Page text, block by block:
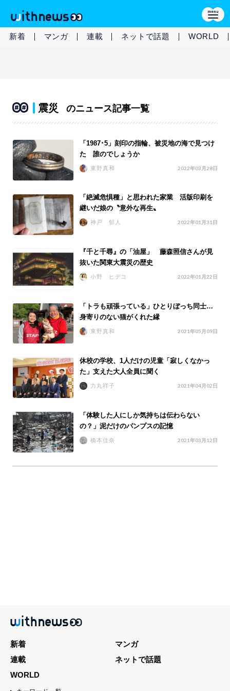
新着 マンガ 連載 ネットで話題 WORLD
震災 のニュース記事一覧
「1987･5」刻印の指輪、被災地の海で見つけ
た 誰のでしょうか
東野真和 2022年03月28日
「絶滅危惧種」と思われた家業 活版印刷を
継いだ娘の〝意外な再生〟
神戸 郁人 2022年01月31日
『千と千尋』の「油屋」 藤森照信さんが見
抜いた関東大震災の歴史
小野 ヒデコ 2022年01月22日
「トラも頑張っている」ひとりぼっち同士…
身寄りのない猫がくれた縁
東野真和 2021年05月09日
休校の学校、1人だけの児童「寂しくなかっ
た」支えた大人全員に聞く
力丸祥子 2021年04月02日
「体験した人にしか気持ちは伝わらない
の？」泥だけのパンプスの記憶
橋本佳奈 2021年03月12日
新着
マンガ
連載
ネットで話題
WORLD